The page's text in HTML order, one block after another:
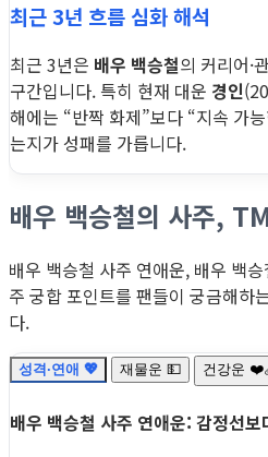
최근 3년 흐름 심화 해석
최근 3년은 배우 백승철의 커리어·
구간입니다. 특히 현재 대운 경인
해에는 “반짝 화제”보다 “지속 가
는지가 성패를 가릅니다.
배우 백승철의 사주,
배우 백승철 사주 연애운, 배우 백
주 궁합 포인트를 팬들이 궁금해하
다.
성격·연애 💖 재물운 💵 건강운
배우 백승철 사주 연애운: 감정선